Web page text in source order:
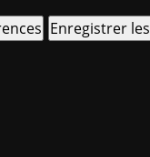
Enregistrer